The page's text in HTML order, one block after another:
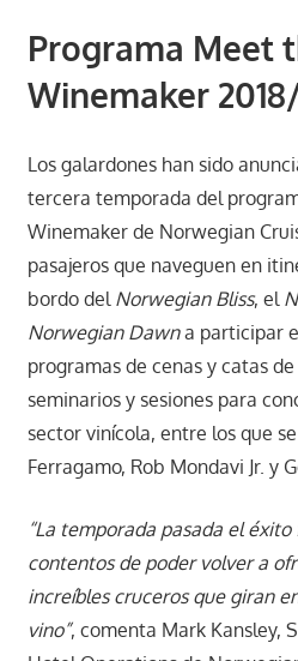
Programa Meet
Winemaker
Los galardones han sido
tercera temporada del
Winemaker de Norwegian
pasajeros que naveguen en
bordo del Norwegian Bliss, el
Norwegian Dawna participar
programas de cenas y catas
seminarios y sesiones para
sector vinícola, entre los que
Ferragamo, Rob Mondavi Jr. y
“La temporada pasada el
contentos de poder volver a
increíbles cruceros que giran
vino”, comenta Mark Kansley,